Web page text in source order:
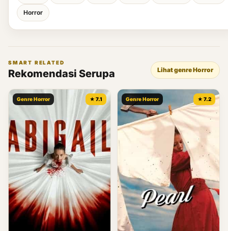
Horror
SMART RELATED
Rekomendasi Serupa Lihat genre Horror
Genre Horror ★ 7.1 Genre Horror ★ 7.2